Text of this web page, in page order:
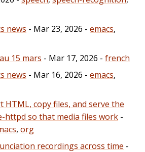
news - Mar 23, 2026 - emacs,
15 mars - Mar 17, 2026 - french
news - Mar 16, 2026 - emacs,
HTML, copy files, and serve the
httpd so that media files work -
, org
recordings across time -